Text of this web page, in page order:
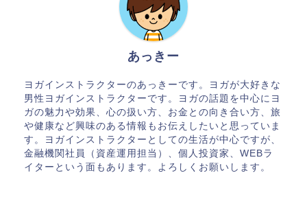
あっきー
ヨガインストラクターのあっきーです。ヨガが大好きな
男性ヨガインストラクターです。ヨガの話題を中心にヨ
ガの魅力や効果、心の扱い方、お金との向き合い方、旅
や健康など興味のある情報もお伝えしたいと思っていま
す。ヨガインストラクターとしての生活が中心ですが、
金融機関社員（資産運用担当）、個人投資家、WEBラ
イターという面もあります。よろしくお願いします。